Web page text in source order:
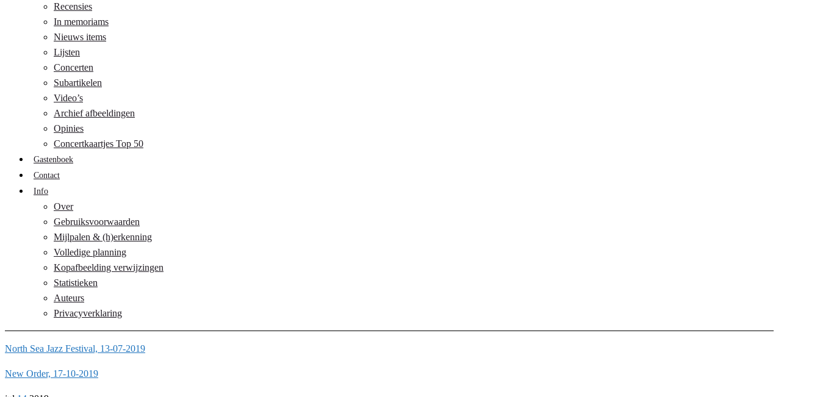
Recensies
In memoriams
Nieuws items
Lijsten
Concerten
Subartikelen
Video’s
Archief afbeeldingen
Opinies
Concertkaartjes Top 50
Gastenboek
Contact
Info
Over
Gebruiksvoorwaarden
Mijlpalen & (h)erkenning
Volledige planning
Kopafbeelding verwijzingen
Statistieken
Auteurs
Privacyverklaring
North Sea Jazz Festival, 13-07-2019
New Order, 17-10-2019